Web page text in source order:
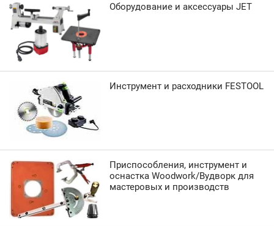
Оборудование и аксессуары JET
Инструмент и расходники FESTOOL
Приспособления, инструмент и
оснастка Woodwork/Вудворк для
мастеровых и производств